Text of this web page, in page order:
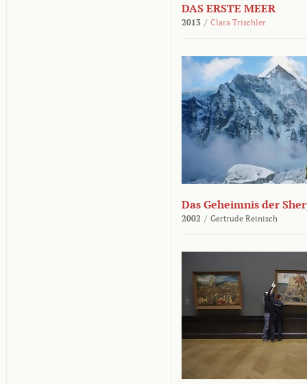
DAS ERSTE MEER
2013 / Clara Trischler
Das Geheimnis der
2002 / Gertrude Reinisch